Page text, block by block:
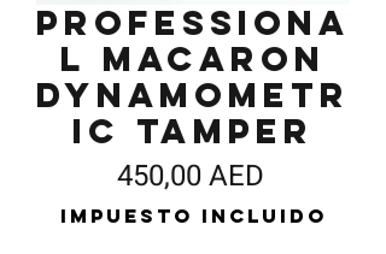
Professiona
l Macaron
Dynamometr
ic Tamper
450,00 AEDPrecio
Impuesto incluido